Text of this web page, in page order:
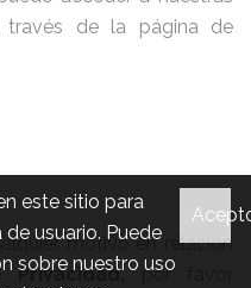
de la página de
motivo en relación
Privacidad, por favor
este sitio para
usuario. Puede
sobre nuestro uso